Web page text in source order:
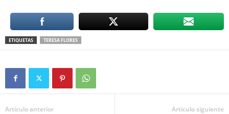
ETIQUETAS TERESA FLORES
Artículo anterior Artículo siguiente